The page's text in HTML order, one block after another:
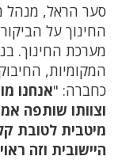
סער הראל, מנהל
החינוך על
מערכת החינוך.
המקומיות,
כחברה: "אנחנו
וצוותו שותפה
מיטבית לטובת
היישובית וזה